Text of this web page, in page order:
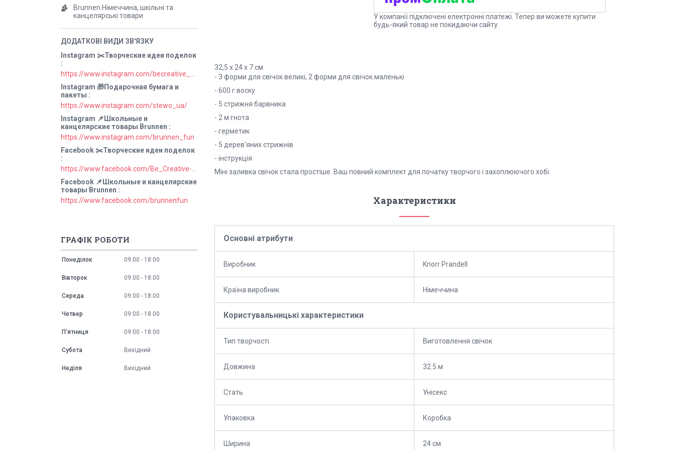
У компанії підключені електронні платежі. Тепер ви можете купити
будь-який товар не покидаючи сайту.
32,5 х 24 х 7 см
- 3 форми для свічок великі, 2 форми для свічок маленькі
- 600 г воску
- 5 стрижня барвника
- 2 м гнота
- герметик
- 5 дерев'яних стрижнів
- інструкція
Міні заливка свічок стала простіше. Ваш повний комплект для початку творчого і захоплюючого хобі.
Характеристики
Основні атрибути
Виробник Knorr Prandell
Країна виробник Німеччина
Користувальницькі характеристики
Тип творчості Виготовлення свічок
Довжина 32.5 м
Стать Унісекс
Упаковка Коробка
Ширина 24 см
Brunnen Німеччина, шкільні та
канцелярські товари
Instagram ✂️Творческие идеи поделок
Instagram 🎁Подарочная бумага и
пакеты
https://www.instagram.com/stewo_ua/
Instagram 📌Школьные и
канцелярские товары Brunnen
https://www.instagram.com/brunnen_fun
Facebook ✂️Творческие идеи поделок
Facebook 📌Школьные и канцелярские
товары Brunnen
https://www.facebook.com/brunnenfun
ГРАФІК РОБОТИ
Понеділок 09:00 18:00
Вівторок 09:00 18:00
Середа 09:00 18:00
Четвер 09:00 18:00
Пʼятниця 09:00 18:00
Субота Вихідний
Неділя Вихідний